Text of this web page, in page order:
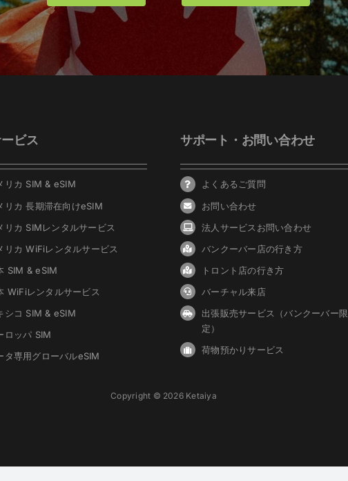
ビス
リカ SIM & eSIM
リカ 長期滞在向けeSIM
リカ SIMレンタルサービス
リカ WiFiレンタルサービス
SIM & eSIM
WiFiレンタルサービス
シコ SIM & eSIM
ロッパ SIM
タ専用グローバルeSIM
サポート・お問い合わせ
よくあるご質問
お問い合わせ
法人サービスお問い合わせ
バンクーバー 店の行き方
トロント店の行き方
バーチャル来店
出張販売サービス（バンクーバー限
定）
荷物預かりサービス
Copyright © 2026 Ketaiya